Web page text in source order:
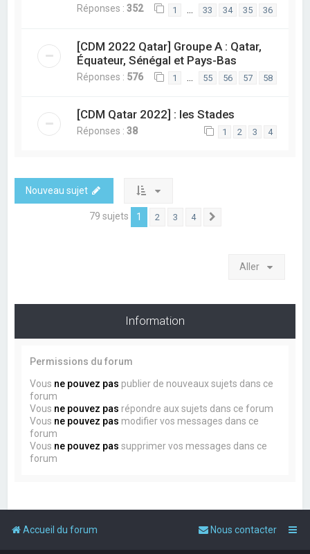
Réponses :352 1 33 34 35 36
[CDM 2022 Qatar] Groupe A : Qatar,
Équateur, Sénégal et Pays-Bas
Réponses : 576 1 55 56 57 58
[CDM Qatar 2022] : les Stades
Réponses :38 1 2 3 4
Nouveau sujet
79 sujets 1 2 3 4
Aller
Information
Permissions du forum
Vous ne pouvez pas publier de nouveaux sujets dans ce
forum
Vous ne pouvez pas répondre aux sujets dans ce forum
Vous ne pouvez pas modifier vos messages dans ce
forum
Vous ne pouvez pas supprimer vos messages dans ce
forum
Accueil du forum Nous contacter